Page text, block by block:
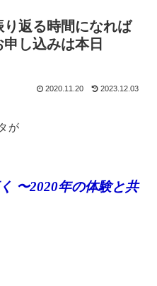
返る時間になれば
申し込みは本日
2020.11.20 2023.12.03
が
〜2020年の体験と共